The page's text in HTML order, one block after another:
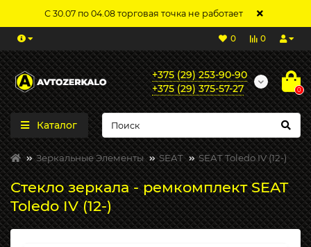
С 30.07 по 04.08 торговая точка не работает
0
0
+375 (29) 253-90-90
+375 (29) 375-57-27
0
Каталог
Зеркальные Элементы SEAT SEAT Toledo IV (12-)
Стекло зеркала - ремкомплект SEAT
Toledo IV (12-)